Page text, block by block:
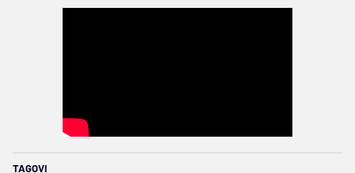
TAGOVI